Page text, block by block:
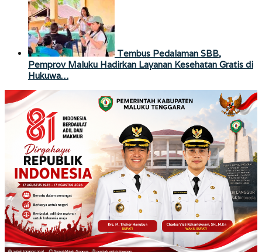
Tembus Pedalaman SBB,
Pemprov Maluku Hadirkan Layanan Kesehatan Gratis di
Hukuwa…